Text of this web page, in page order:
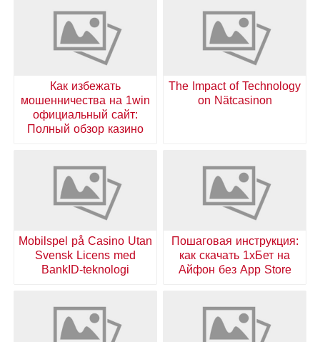
The Impact of Technology
on Nätcasinon
Как избежать
мошенничества на 1win
официальный сайт:
Полный обзор казино
Пошаговая инструкция:
как скачать 1хБет на
Айфон без App Store
Mobilspel på Casino Utan
Svensk Licens med
BankID-teknologi